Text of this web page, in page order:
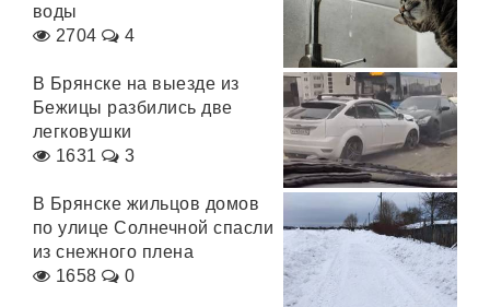
воды
2704
4
В Брянске на выезде из
Бежицы разбились две
легковушки
1631
3
В Брянске жильцов домов
по улице Солнечной спасли
из снежного плена
1658
0